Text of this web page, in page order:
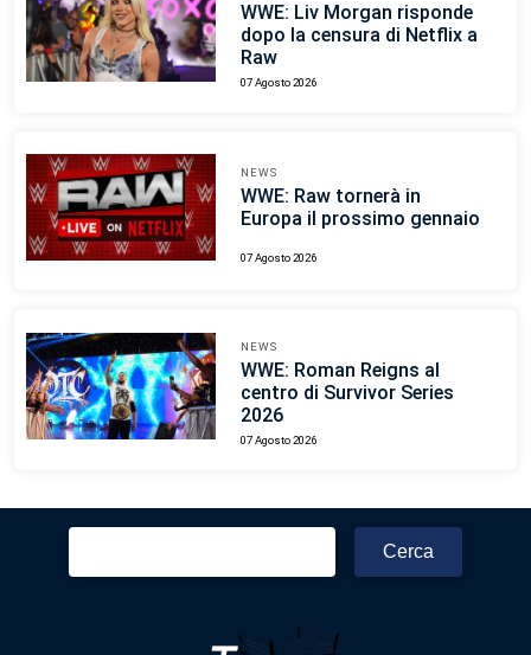
WWE: Liv Morgan risponde
dopo la censura di Netflix a
Raw
07 Agosto 2026
NEWS
WWE: Raw tornerà in
Europa il prossimo gennaio
07 Agosto 2026
NEWS
WWE: Roman Reigns al
centro di Survivor Series
2026
07 Agosto 2026
Ricerca